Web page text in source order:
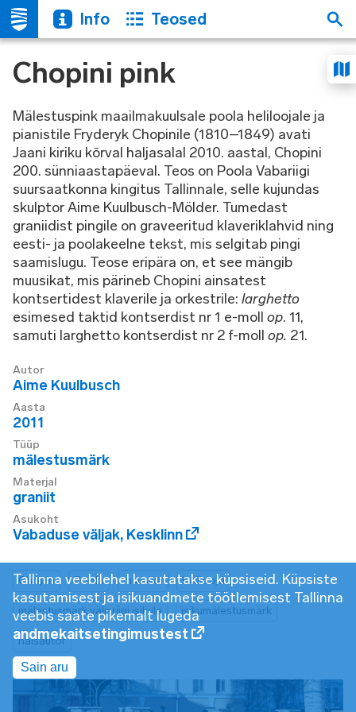
Info Teosed
Chopini pink
Mälestuspink maailmakuulsale poola heliloojale ja
pianistile Fryderyk Chopinile (1810–1849) avati
Jaani kiriku kõrval haljasalal 2010. aastal, Chopini
200. sünniaastapäeval. Teos on Poola Vabariigi
suursaatkonna kingitus Tallinnale, selle kujundas
skulptor Aime Kuulbusch-Mölder. Tumedast
graniidist pingile on graveeritud klaveriklahvid ning
eesti- ja poolakeelne tekst, mis selgitab pingi
saamislugu. Teose eripära on, et see mängib
muusikat, mis pärineb Chopini ainsatest
kontsertidest klaverile ja orkestrile: larghetto
esimesed taktid kontserdist nr 1 e-moll op. 11,
samuti larghetto kontserdist nr 2 f-moll op. 21.
Autor
Aime Kuulbusch
Aasta
2011
Tüüp
mälestusmärk
Materjal
graniit
Asukoht
Vabaduse väljak, Kesklinn
Chopin Poola muusika helilooja
mälestusmärk välisriigi isikule isikumälestusmärk
naisautor
Tallinna veebilehel kasutatakse küpsiseid. Küpsiste
kasutamisest ja isikuandmete töötlemisest Tallinna
veebis saate pikemalt lugeda
andmekaitsetingimustest
Sain aru